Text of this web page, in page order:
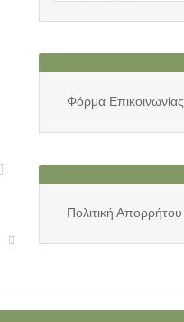
Φόρμα Επικοινωνίας
Πολιτική Απορρήτου